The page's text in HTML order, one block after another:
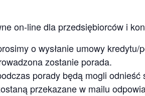
on-line dla przedsiębiorców i
o wysłanie umowy
zostanie porada.
porady będą mogli odnieść
przekazane w mailu